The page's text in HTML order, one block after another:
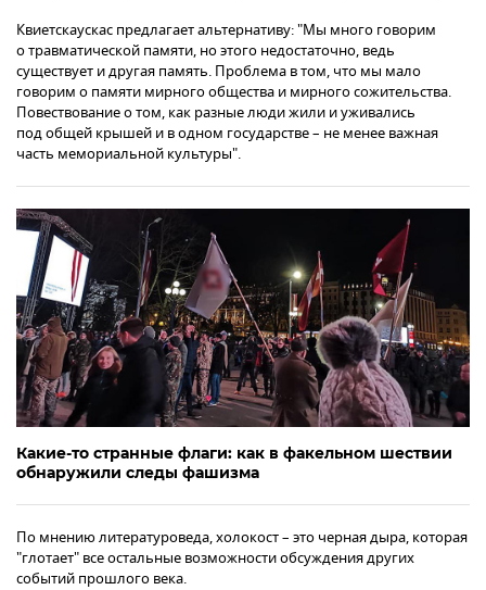
Квиетскаускас предлагает альтернативу: "Мы много говорим
о травматической памяти, но этого недостаточно, ведь
существует и другая память. Проблема в том, что мы мало
говорим о памяти мирного общества и мирного сожительства.
Повествование о том, как разные люди жили и уживались
под общей крышей и в одном государстве – не менее важная
часть мемориальной культуры".
Какие-то странные флаги: как в факельном шествии
обнаружили следы фашизма
По мнению литературоведа, холокост – это черная дыра, которая
"глотает" все остальные возможности обсуждения других
событий прошлого века.